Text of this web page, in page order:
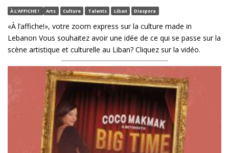
À L’AFFICHE ! Arts Culture Talents Liban Diaspora
«À l’affiche!», votre zoom express sur la culture made in
Lebanon Vous souhaitez avoir une idée de ce qui se passe sur la
scène artistique et culturelle au Liban? Cliquez sur la vidéo.